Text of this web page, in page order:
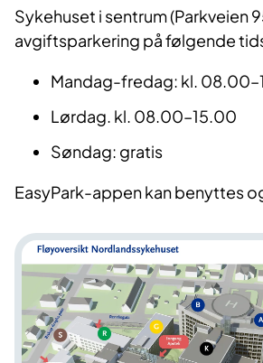
Sykehuset i sentrum (Parkveien
avgiftsparkering på følgende
Mandag-fredag: kl.
Lørdag. kl. 08.00–15.00
Søndag: gratis
EasyPark-appen kan benyttes